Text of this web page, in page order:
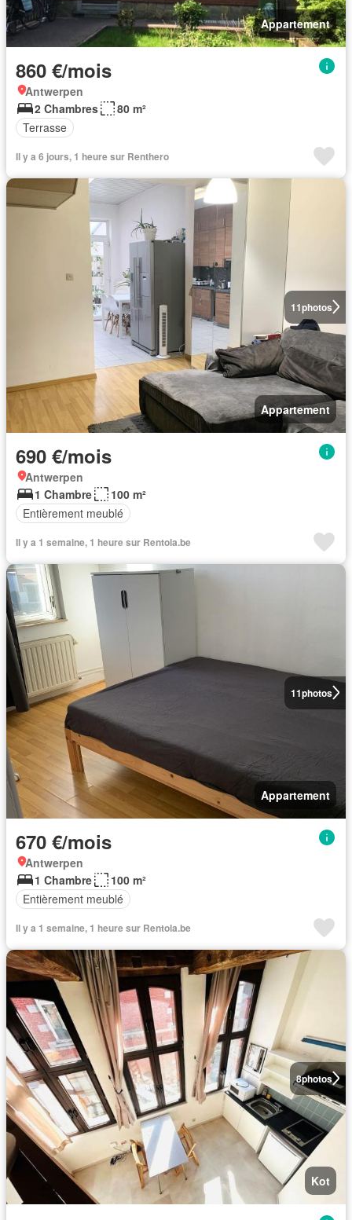
Appartement
860 €/mois
Antwerpen
2 Chambres
80 m²
Terrasse
Il y a 6 jours, 1 heure sur Renthero
11photos
Appartement
690 €/mois
Antwerpen
1 Chambre
100 m²
Entièrement meublé
Il y a 1 semaine, 1 heure sur Rentola.be
11photos
Appartement
670 €/mois
Antwerpen
1 Chambre
100 m²
Entièrement meublé
Il y a 1 semaine, 1 heure sur Rentola.be
8photos
Kot